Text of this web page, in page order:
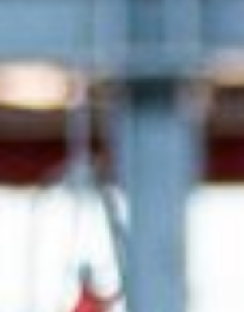
Kombinované dřevoobráběcí stroje
CNC obráběcí centra
Širokopásové brusky
Pásové a hranové brusky
Kartáčovací stroje a kartáčové brusky
Kolíkovačky a dlabačky
Velkoplošné pily